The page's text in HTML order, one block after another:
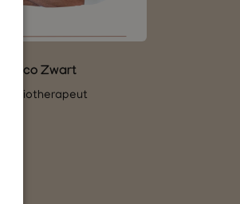
Elco Zwart
Fysiotherapeut